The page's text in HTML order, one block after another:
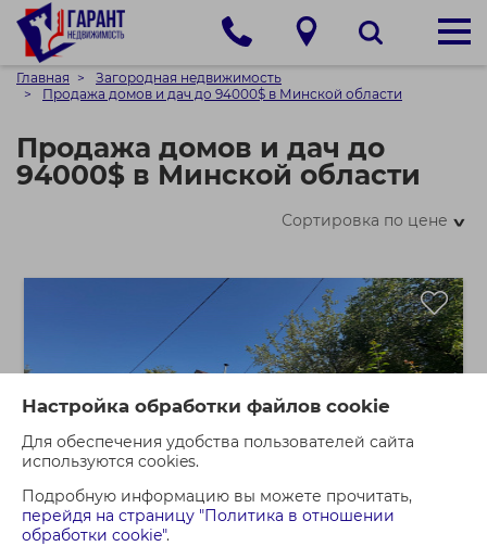
Настройка обработки файлов cookie
Для обеспечения удобства пользователей сайта
используются cookies.
Подробную информацию вы можете прочитать,
перейдя на страницу "Политика в отношении
обработки cookie".
Главная
Загородная недвижимость
Продажа домов и дач до 94000$ в Минской области
Продажа домов и дач до
94000$ в Минской области
Сортировка по цене>
44 500 BYN